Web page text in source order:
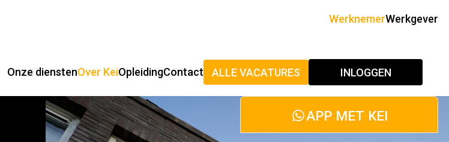
WerknemerWerkgever
Onze dienstenOver KeiOpleidingContact ALLE VACATURES INLOGGEN
APP MET KEI